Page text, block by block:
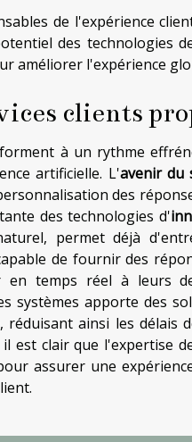
de l'expérience
des technologies
améliorer l'expérience
clients
à un rythme
artificielle. L'avenir du
des
des technologies d'
permet déjà
de fournir des
en temps réel à leurs
systèmes apporte des
réduisant ainsi les
est clair que l'expertise
assurer une